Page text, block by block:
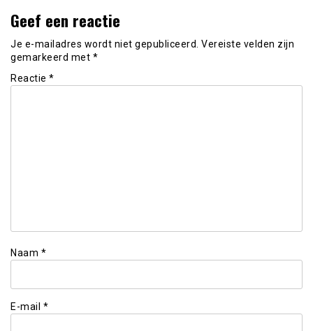
Geef een reactie
Je e-mailadres wordt niet gepubliceerd. Vereiste velden zijn
gemarkeerd met *
Reactie *
Naam *
E-mail *